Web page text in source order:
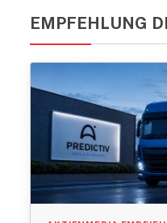
EMPFEHLUNG